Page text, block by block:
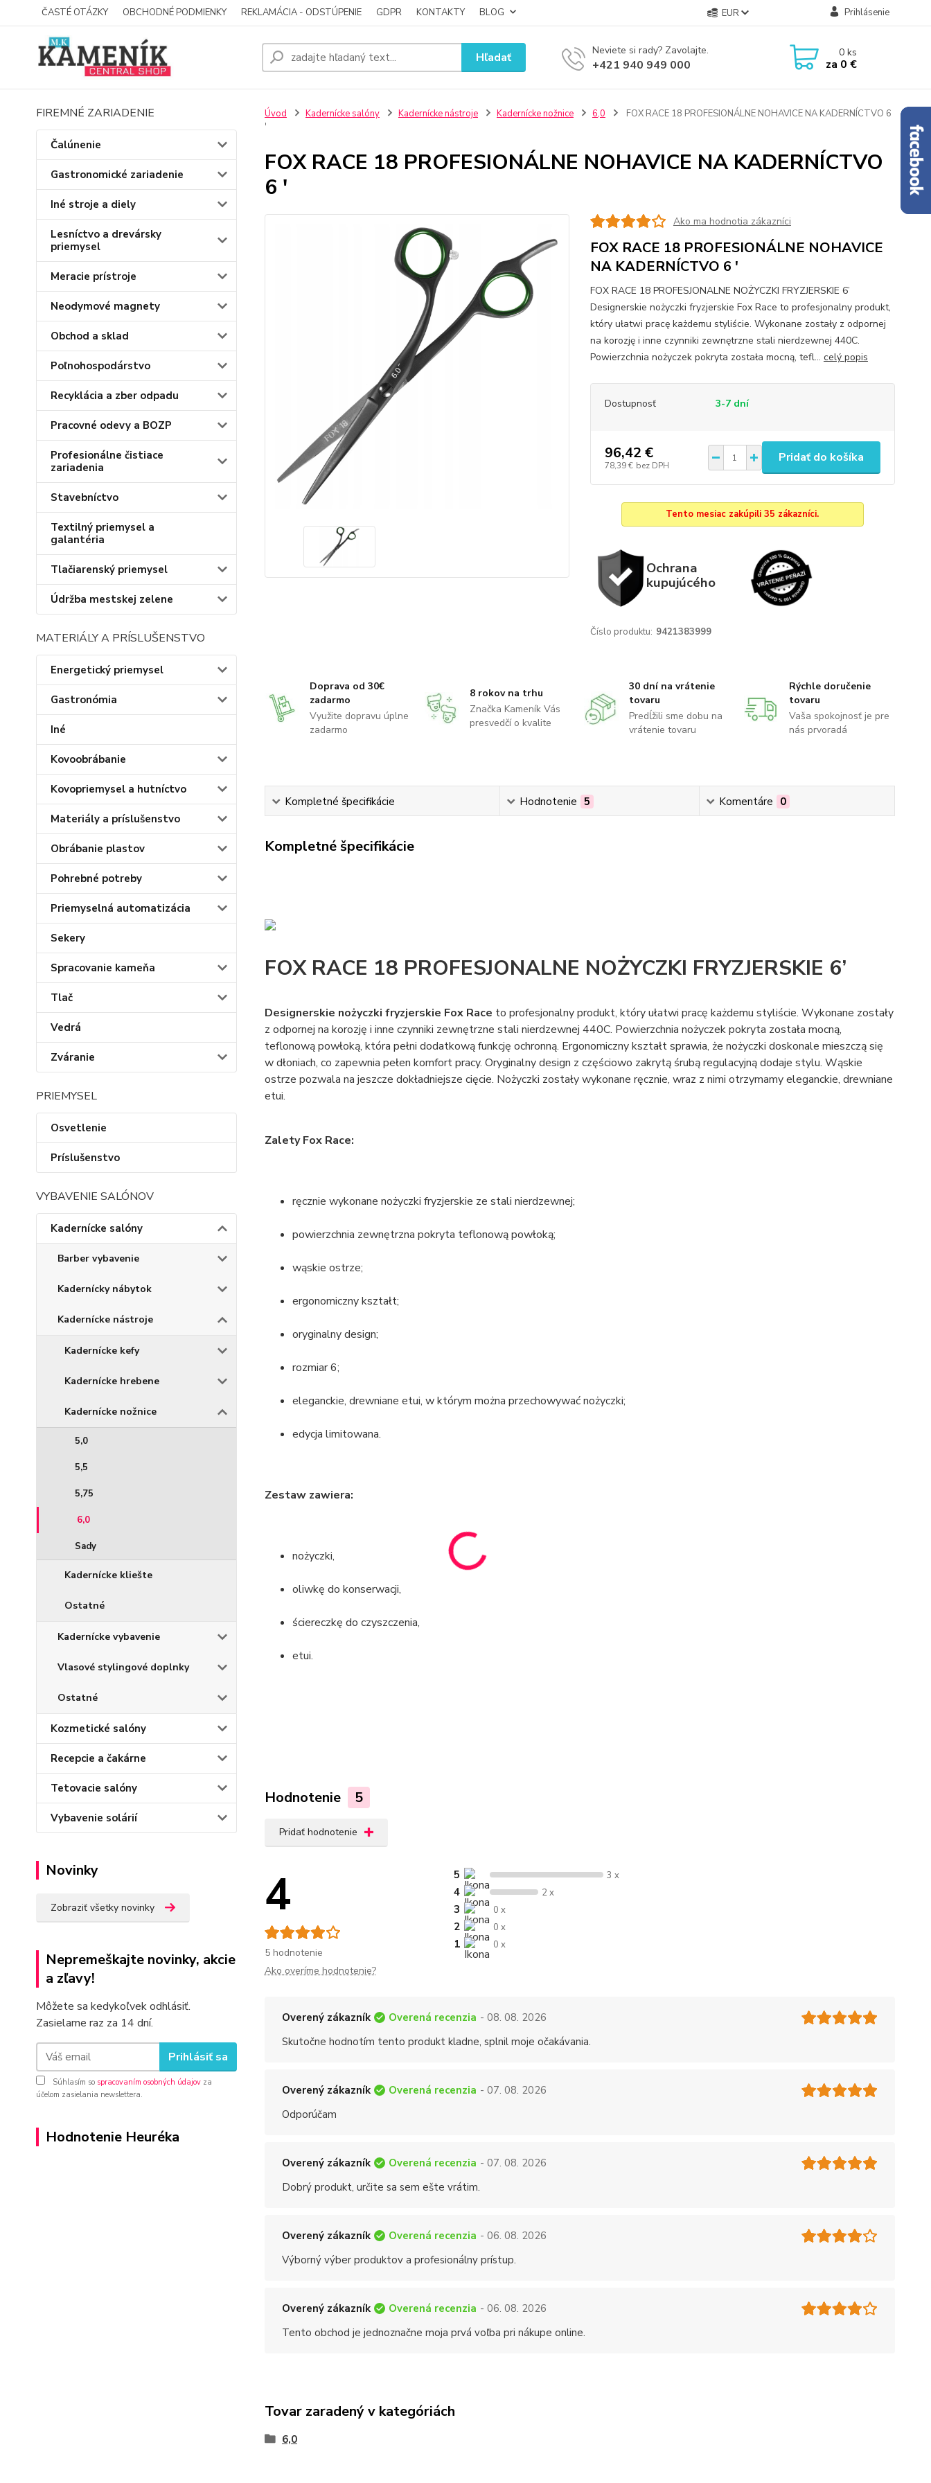
ČASTÉ OTÁZKY OBCHODNÉ PODMIENKY REKLAMÁCIA - ODSTÚPENIE GDPR KONTAKTY BLOG EUR Prihlásenie
Hľadať Neviete si rady? Zavolajte.
+421 940 949 000
0ks
za 0 €
FIREMNÉ ZARIADENIE
Čalúnenie
Gastronomické zariadenie
Iné stroje a diely
Lesníctvo a drevársky
priemysel
Meracie prístroje
Neodymové magnety
Obchod a sklad
Poľnohospodárstvo
Recyklácia a zber odpadu
Pracovné odevy a BOZP
Profesionálne čistiace
zariadenia
Stavebníctvo
Textilný priemysel a
galantéria
Tlačiarenský priemysel
Údržba mestskej zelene
MATERIÁLY A PRÍSLUŠENSTVO
Energetický priemysel
Gastronómia
Iné
Kovoobrábanie
Kovopriemysel a hutníctvo
Materiály a príslušenstvo
Obrábanie plastov
Pohrebné potreby
Priemyselná automatizácia
Sekery
Spracovanie kameňa
Tlač
Vedrá
Zváranie
PRIEMYSEL
Osvetlenie
Príslušenstvo
VYBAVENIE SALÓNOV
Kadernícke salóny
Barber vybavenie
Kadernícky nábytok
Kadernícke nástroje
Kadernícke kefy
Kadernícke hrebene
Kadernícke nožnice
5,0
5,5
5,75
6,0
Sady
Kadernícke kliešte
Ostatné
Kadernícke vybavenie
Vlasové stylingové doplnky
Ostatné
Kozmetické salóny
Recepcie a čakárne
Tetovacie salóny
Vybavenie solárií
Novinky
Zobraziť všetky novinky
Nepremeškajte novinky, akcie
a zľavy!
Môžete sa kedykoľvek odhlásiť.
Zasielame raz za 14 dní.
Prihlásiť sa
Súhlasím so spracovaním osobných údajov za
účelom zasielania newslettera.
Hodnotenie Heuréka
Úvod Kadernícke salóny Kadernícke nástroje Kadernícke nožnice 6,0
FOX RACE 18 PROFESIONÁLNE NOHAVICE NA KADERNÍCTVO 6
'
FOX RACE 18 PROFESIONÁLNE NOHAVICE NA KADERNÍCTVO
6 '
Ako ma hodnotia zákazníci
FOX RACE 18 PROFESIONÁLNE NOHAVICE
NA KADERNÍCTVO 6 '
FOX RACE 18 PROFESJONALNE NOŻYCZKI FRYZJERSKIE 6’
Designerskie nożyczki fryzjerskie Fox Race to profesjonalny produkt,
który ułatwi pracę każdemu styliście. Wykonane zostały z odpornej
na korozję i inne czynniki zewnętrzne stali nierdzewnej 440C.
Powierzchnia nożyczek pokryta została mocną, tefl... celý popis
Dostupnosť 3-7 dní
96,42 €
78,39 € bez DPH
Pridať do košíka
Tento mesiac zakúpili 35 zákazníci.
Ochrana
kupujúcého
Číslo produktu: 9421383999
Doprava od 30€
zadarmo
Využite dopravu úplne
zadarmo
8 rokov na trhu
Značka Kameník Vás
presvedčí o kvalite
30 dní na vrátenie
tovaru
Predĺžili sme dobu na
vrátenie tovaru
Rýchle doručenie
tovaru
Vaša spokojnosť je pre
nás prvoradá
Kompletné špecifikácie Hodnotenie 5 Komentáre 0
Kompletné špecifikácie
FOX RACE 18 PROFESJONALNE NOŻYCZKI FRYZJERSKIE 6’
Designerskie nożyczki fryzjerskie Fox Race to profesjonalny produkt, który ułatwi pracę każdemu styliście. Wykonane zostały
z odpornej na korozję i inne czynniki zewnętrzne stali nierdzewnej 440C. Powierzchnia nożyczek pokryta została mocną,
teflonową powłoką, która pełni dodatkową funkcję ochronną. Ergonomiczny kształt sprawia, że nożyczki doskonale mieszczą się
w dłoniach, co zapewnia pełen komfort pracy. Oryginalny design z częściowo zakrytą śrubą regulacyjną dodaje stylu. Wąskie
ostrze pozwala na jeszcze dokładniejsze cięcie. Nożyczki zostały wykonane ręcznie, wraz z nimi otrzymamy eleganckie, drewniane
etui.
Zalety Fox Race:
ręcznie wykonane nożyczki fryzjerskie ze stali nierdzewnej;
powierzchnia zewnętrzna pokryta teflonową powłoką;
wąskie ostrze;
ergonomiczny kształt;
oryginalny design;
rozmiar 6;
eleganckie, drewniane etui, w którym można przechowywać nożyczki;
edycja limitowana.
Zestaw zawiera:
nożyczki,
oliwkę do konserwacji,
ściereczkę do czyszczenia,
etui.
Hodnotenie 5
Pridať hodnotenie
4
5 hodnotenie
5 3 x
4 2 x
3 0 x
2 0 x
1 0 x
Ako overíme hodnotenie?
Overený zákazník Overená recenzia - 08. 08. 2026
Skutočne hodnotím tento produkt kladne, splnil moje očakávania.
Overený zákazník Overená recenzia - 07. 08. 2026
Odporúčam
Overený zákazník Overená recenzia - 07. 08. 2026
Dobrý produkt, určite sa sem ešte vrátim.
Overený zákazník Overená recenzia - 06. 08. 2026
Výborný výber produktov a profesionálny prístup.
Overený zákazník Overená recenzia - 06. 08. 2026
Tento obchod je jednoznačne moja prvá voľba pri nákupe online.
Tovar zaradený v kategóriách
6,0